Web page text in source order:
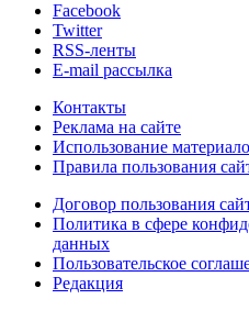
Facebook
Twitter
RSS-ленты
E-mail рассылка
Контакты
Реклама на сайте
Использование
Правила пользования
Договор пользования
Политика в сфере
данных
Пользовательское
Редакция